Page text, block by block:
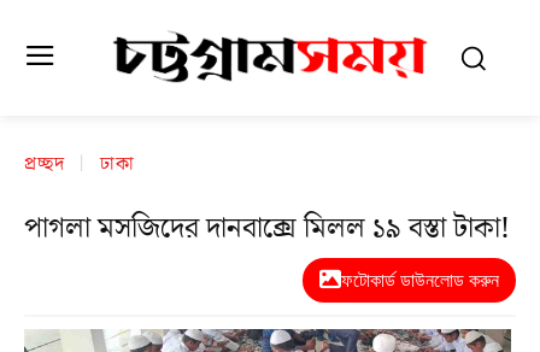
প্রচ্ছদ ঢাকা
পাগলা মসজিদের দানবাক্সে মিলল ১৯ বস্তা টাকা!
ফটোকার্ড ডাউনলোড করুন